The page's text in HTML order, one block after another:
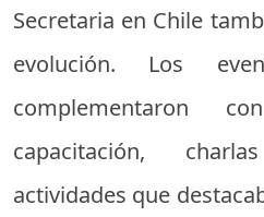
Secretaria en Chile
evolución. Los
complementaron
capacitación,
actividades que